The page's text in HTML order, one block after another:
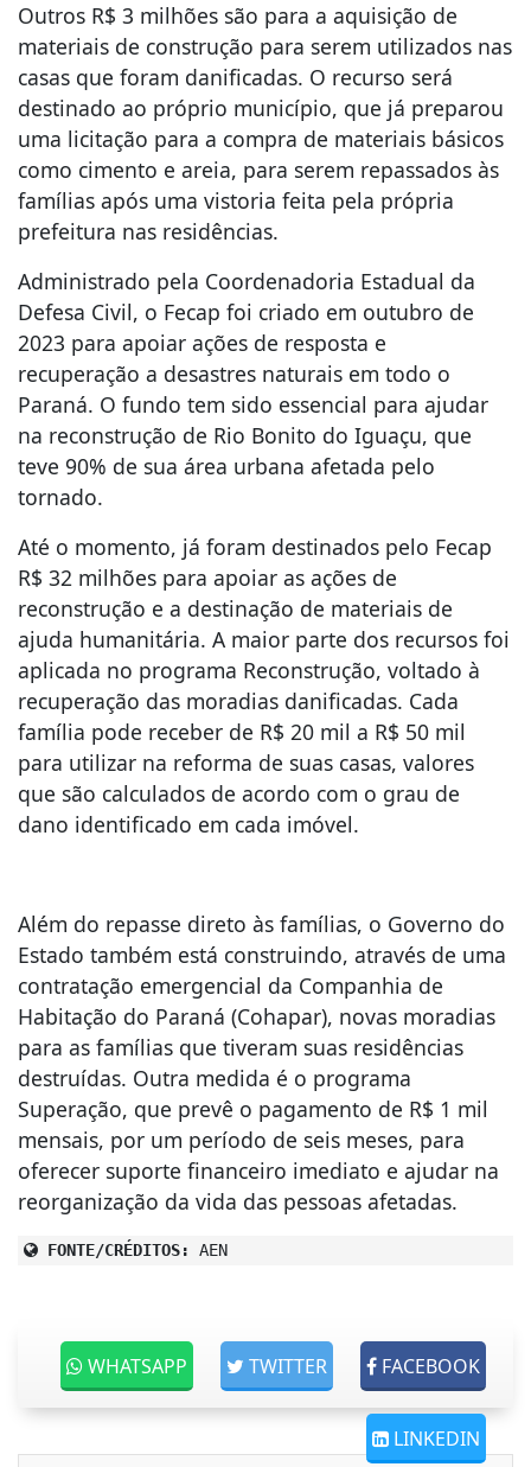
Outros R$ 3 milhões são para a aquisição de
materiais de construção para serem utilizados nas
casas que foram danificadas. O recurso será
destinado ao próprio município, que já preparou
uma licitação para a compra de materiais básicos
como cimento e areia, para serem repassados às
famílias após uma vistoria feita pela própria
prefeitura nas residências.
Administrado pela Coordenadoria Estadual da
Defesa Civil, o Fecap foi criado em outubro de
2023 para apoiar ações de resposta e
recuperação a desastres naturais em todo o
Paraná. O fundo tem sido essencial para ajudar
na reconstrução de Rio Bonito do Iguaçu, que
teve 90% de sua área urbana afetada pelo
tornado.
Até o momento, já foram destinados pelo Fecap
R$ 32 milhões para apoiar as ações de
reconstrução e a destinação de materiais de
ajuda humanitária. A maior parte dos recursos foi
aplicada no programa Reconstrução, voltado à
recuperação das moradias danificadas. Cada
família pode receber de R$ 20 mil a R$ 50 mil
para utilizar na reforma de suas casas, valores
que são calculados de acordo com o grau de
dano identificado em cada imóvel.
Além do repasse direto às famílias, o Governo do
Estado também está construindo, através de uma
contratação emergencial da Companhia de
Habitação do Paraná (Cohapar), novas moradias
para as famílias que tiveram suas residências
destruídas. Outra medida é o programa
Superação, que prevê o pagamento de R$ 1 mil
mensais, por um período de seis meses, para
oferecer suporte financeiro imediato e ajudar na
reorganização da vida das pessoas afetadas.
FONTE/CRÉDITOS: AEN
FACEBOOK
TWITTER
WHATSAPP
LINKEDIN